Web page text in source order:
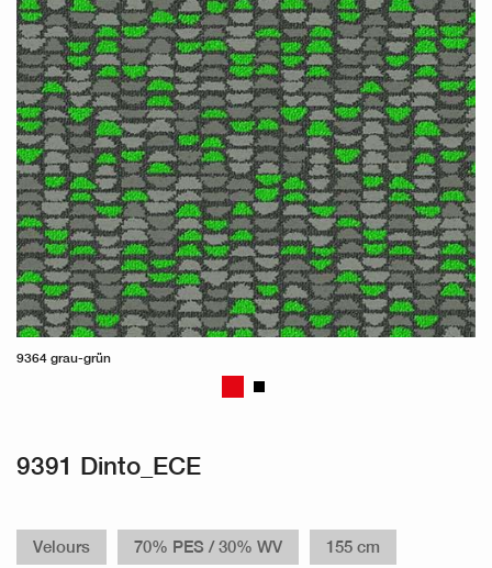
9364 grau-grün
9391 Dinto_ECE
Velours 70% PES / 30% WV 155 cm